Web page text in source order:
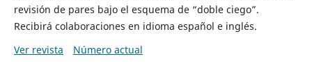
revisión de pares bajo el esquema de “doble ciego”.
Recibirá colaboraciones en idioma español e inglés.
Ver revista
Número actual